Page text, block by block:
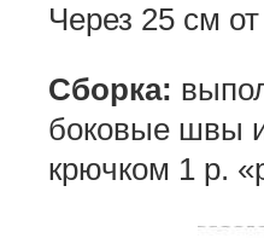
Через 25 см
Сборка:
боковые швы
крючком 1 р.